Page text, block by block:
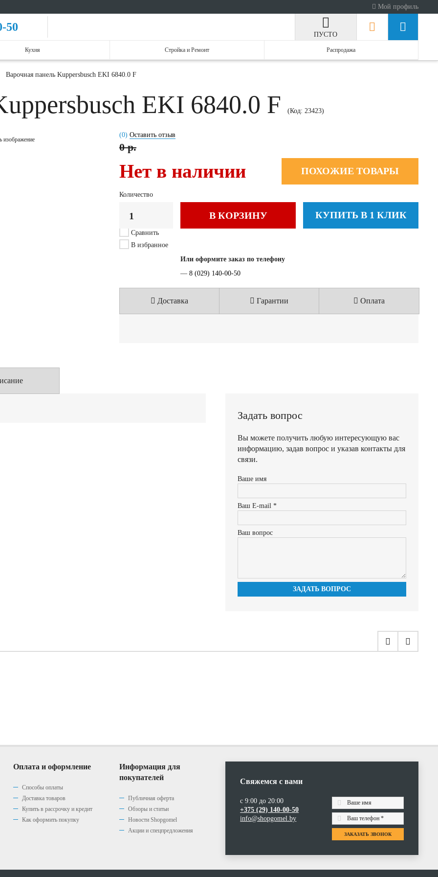
Мой профиль
50
ПУСТО
Кухня Стройка и Ремонт Распродажа
Варочная панель Kuppersbusch EKI 6840.0 F
EKI 6840.0 F (Код: 23423)
изображение
(0) Оставить отзыв
0 р.
Нет в наличии ПОХОЖИЕ ТОВАРЫ
Количество
В КОРЗИНУ КУПИТЬ В 1 КЛИК
Сравнить
В избранное
Или оформите заказ по телефону
— 8 (029) 140-00-50
Доставка Гарантии Оплата
Задать вопрос
Вы можете получить любую интересующую вас
информацию, задав вопрос и указав контакты для
связи.
Ваше имя
Ваш E-mail *
Ваш вопрос
ЗАДАТЬ ВОПРОС
Оплата и оформление
Способы оплаты
Доставка товаров
Купить в рассрочку и кредит
Как оформить покупку
Информация для
покупателей
Публичная оферта
Обзоры и статьи
Новости Shopgomel
Акции и спецпредложения
Свяжемся с вами
с 9:00 до 20:00
+375 (29) 140-00-50
info@shopgomel.by
ЗАКАЗАТЬ ЗВОНОК